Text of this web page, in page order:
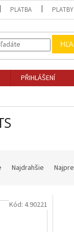
PLATBA
PŘIHLÁŠENÍ
Najdrahšie
Kód: 4.90221